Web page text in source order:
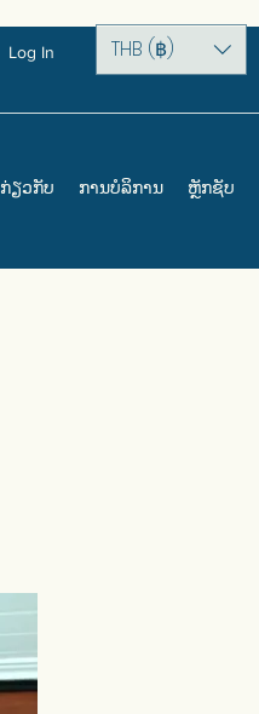
Log In THB (฿)
ກ່ຽວກັບ ການບໍລິການ ຫຼັກຊັບ